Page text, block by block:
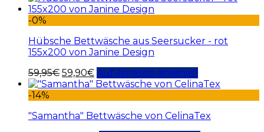
-0%
Hübsche Bettwäsche aus Seersucker - rot
155x200 von Janine Design
59,95€ 59,90€ Auf Amazon ansehen
-14%
"Samantha" Bettwäsche von CelinaTex